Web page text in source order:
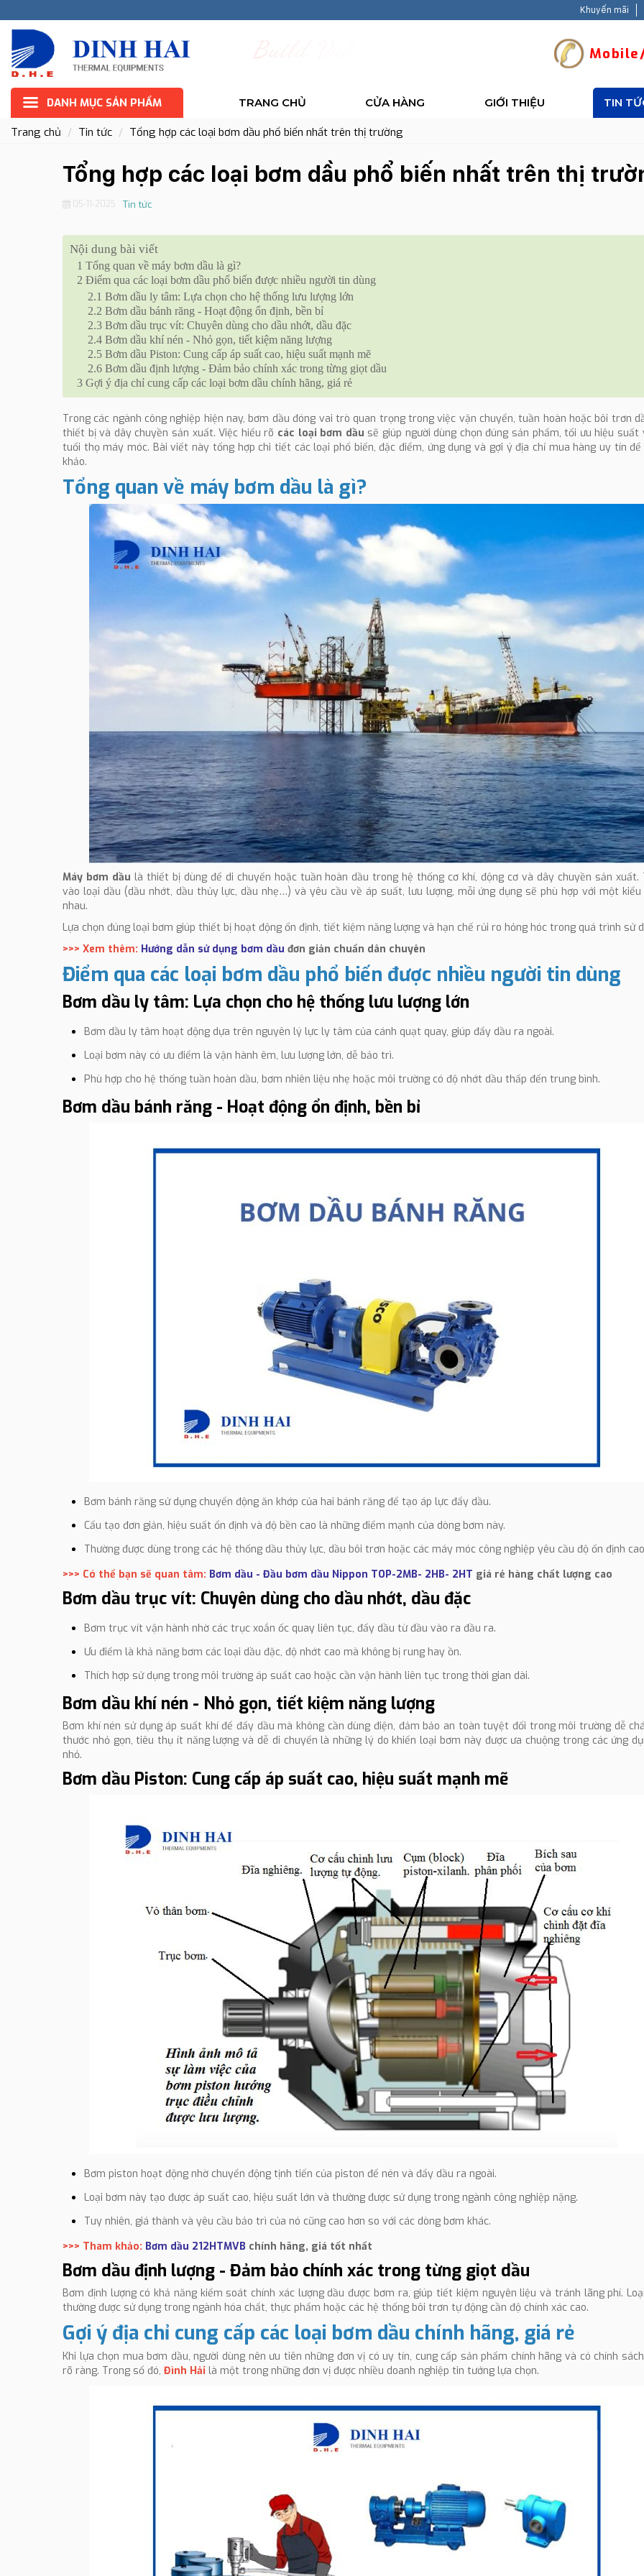
Khuyến mãi
DANH MỤC SẢN PHẨM TRANG CHỦ CỬA HÀNG GIỚI THIỆU TIN
Trang chủ Tin tức Tổng hợp các loại bơm dầu phổ biến nhất trên thị trường
Tổng hợp các loại bơm dầu phổ biến nhất trên thị
05-11-2025 Tin tức
Nội dung bài viết
1 Tổng quan về máy bơm dầu là gì?
2 Điểm qua các loại bơm dầu phổ biến được nhiều người tin dùng
2.1 Bơm dầu ly tâm: Lựa chọn cho hệ thống lưu lượng lớn
2.2 Bơm dầu bánh răng - Hoạt động ổn định, bền bỉ
2.3 Bơm dầu trục vít: Chuyên dùng cho dầu nhớt, dầu đặc
2.4 Bơm dầu khí nén - Nhỏ gọn, tiết kiệm năng lượng
2.5 Bơm dầu Piston: Cung cấp áp suất cao, hiệu suất mạnh mẽ
2.6 Bơm dầu định lượng - Đảm bảo chính xác trong từng giọt dầu
3 Gợi ý địa chỉ cung cấp các loại bơm dầu chính hãng, giá rẻ
Trong các ngành công nghiệp hiện nay, bơm dầu đóng vai trò quan trọng trong việc vận chuyển, tuần hoàn hoặc bôi trơn
thiết bị và dây chuyền sản xuất. Việc hiểu rõ các loại bơm dầu sẽ giúp người dùng chọn đúng sản phẩm, tối ưu hiệu suất
tuổi thọ máy móc. Bài viết này tổng hợp chi tiết các loại phổ biến, đặc điểm, ứng dụng và gợi ý địa chỉ mua hàng uy tín
khảo.
Tổng quan về máy bơm dầu là gì?
Máy bơm dầu là thiết bị dùng để di chuyển hoặc tuần hoàn dầu trong hệ thống cơ khí, động cơ và dây chuyền sản xuất.
vào loại dầu (dầu nhớt, dầu thủy lực, dầu nhẹ…) và yêu cầu về áp suất, lưu lượng, mỗi ứng dụng sẽ phù hợp với một kiểu
nhau.
Lựa chọn đúng loại bơm giúp thiết bị hoạt động ổn định, tiết kiệm năng lượng và hạn chế rủi ro hỏng hóc trong quá trình sử
>>> Xem thêm: Hướng dẫn sử dụng bơm dầu đơn giản chuẩn dân chuyên
Điểm qua các loại bơm dầu phổ biến được nhiều người tin dùng
Bơm dầu ly tâm: Lựa chọn cho hệ thống lưu lượng lớn
Bơm dầu ly tâm hoạt động dựa trên nguyên lý lực ly tâm của cánh quạt quay, giúp đẩy dầu ra ngoài.
Loại bơm này có ưu điểm là vận hành êm, lưu lượng lớn, dễ bảo trì.
Phù hợp cho hệ thống tuần hoàn dầu, bơm nhiên liệu nhẹ hoặc môi trường có độ nhớt dầu thấp đến trung bình.
Bơm dầu bánh răng - Hoạt động ổn định, bền bỉ
Bơm bánh răng sử dụng chuyển động ăn khớp của hai bánh răng để tạo áp lực đẩy dầu.
Cấu tạo đơn giản, hiệu suất ổn định và độ bền cao là những điểm mạnh của dòng bơm này.
Thường được dùng trong các hệ thống dầu thủy lực, dầu bôi trơn hoặc các máy móc công nghiệp yêu cầu độ ổn định
>>> Có thể bạn sẽ quan tâm: Bơm dầu - Đầu bơm dầu Nippon TOP-2MB- 2HB- 2HT giá rẻ hàng chất lượng cao
Bơm dầu trục vít: Chuyên dùng cho dầu nhớt, dầu đặc
Bơm trục vít vận hành nhờ các trục xoắn ốc quay liên tục, đẩy dầu từ đầu vào ra đầu ra.
Ưu điểm là khả năng bơm các loại dầu đặc, độ nhớt cao mà không bị rung hay ồn.
Thích hợp sử dụng trong môi trường áp suất cao hoặc cần vận hành liên tục trong thời gian dài.
Bơm dầu khí nén - Nhỏ gọn, tiết kiệm năng lượng
Bơm khí nén sử dụng áp suất khí để đẩy dầu mà không cần dùng điện, đảm bảo an toàn tuyệt đối trong môi trường dễ
thước nhỏ gọn, tiêu thụ ít năng lượng và dễ di chuyển là những lý do khiến loại bơm này được ưa chuộng trong các ứng
nhỏ.
Bơm dầu Piston: Cung cấp áp suất cao, hiệu suất mạnh mẽ
Bơm piston hoạt động nhờ chuyển động tịnh tiến của piston để nén và đẩy dầu ra ngoài.
Loại bơm này tạo được áp suất cao, hiệu suất lớn và thường được sử dụng trong ngành công nghiệp nặng.
Tuy nhiên, giá thành và yêu cầu bảo trì của nó cũng cao hơn so với các dòng bơm khác.
>>> Tham khảo: Bơm dầu 212HTMVB chính hãng, giá tốt nhất
Bơm dầu định lượng - Đảm bảo chính xác trong từng giọt dầu
Bơm định lượng có khả năng kiểm soát chính xác lượng dầu được bơm ra, giúp tiết kiệm nguyên liệu và tránh lãng phí.
thường được sử dụng trong ngành hóa chất, thực phẩm hoặc các hệ thống bôi trơn tự động cần độ chính xác cao.
Gợi ý địa chỉ cung cấp các loại bơm dầu chính hãng, giá rẻ
Khi lựa chọn mua bơm dầu, người dùng nên ưu tiên những đơn vị có uy tín, cung cấp sản phẩm chính hãng và có chính
rõ ràng. Trong số đó, Đình Hải là một trong những đơn vị được nhiều doanh nghiệp tin tưởng lựa chọn.